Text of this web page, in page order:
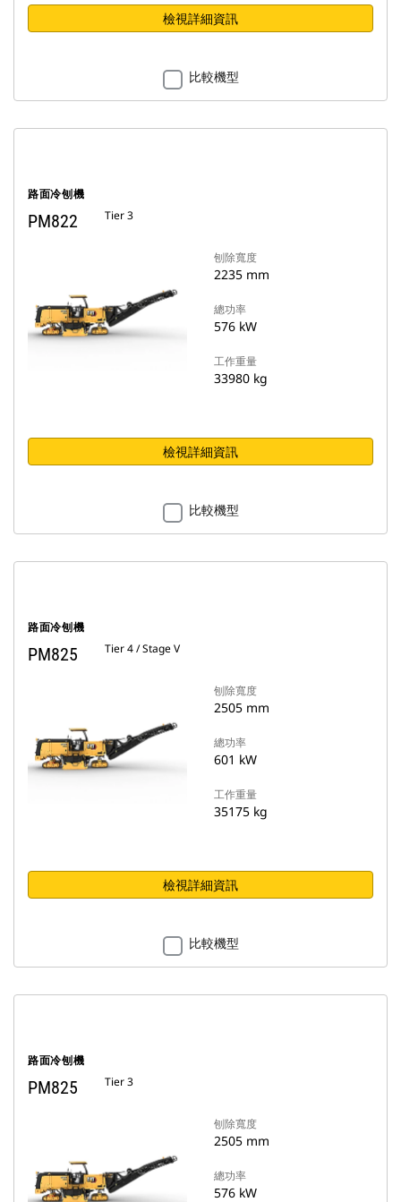
檢視詳細資訊
比較機型
路面冷刨機
PM822 Tier 3
刨除寬度
2235 mm
總功率
576 kW
工作重量
33980 kg
檢視詳細資訊
比較機型
路面冷刨機
PM825 Tier 4 / Stage V
刨除寬度
2505 mm
總功率
601 kW
工作重量
35175 kg
檢視詳細資訊
比較機型
路面冷刨機
PM825 Tier 3
刨除寬度
2505 mm
總功率
576 kW